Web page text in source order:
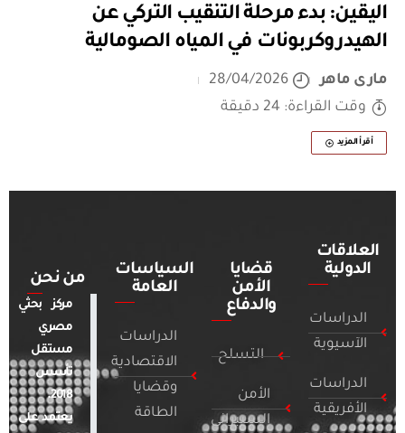
اليقين: بدء مرحلة التنقيب التركي عن
الهيدروكربونات في المياه الصومالية
مارى ماهر
28/04/2026
وقت القراءة: 24 دقيقة
أقرأ المزيد
العلاقات
الدولية
الدراسات
الآسيوية
الدراسات
الأفريقية
قضايا
الأمن
والدفاع
التسلح
الأمن
السيبراني
السياسات
العامة
الدراسات
الاقتصادية
وقضايا
الطاقة
من نحن
مركز بحثي
مصري
مستقل
تأسس
2018.
يعتمد على